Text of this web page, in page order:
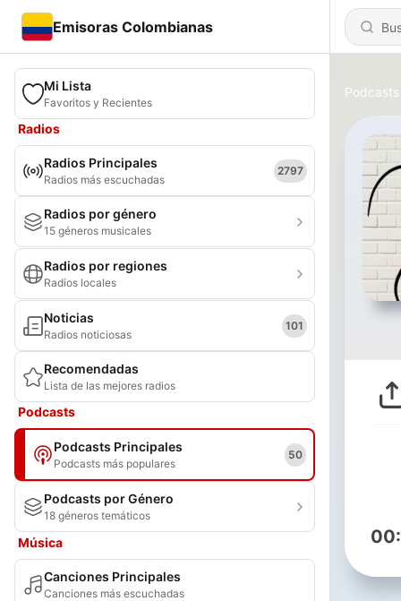
Emisoras Colombianas
Mi Lista
Favoritos y Recientes
Radios
Radios Principales
Radios más escuchadas
2797
Radios por género
15 géneros musicales
Radios por regiones
Radios locales
Noticias
Radios noticiosas
101
Recomendadas
Lista de las mejores radios
Podcasts
Podcasts Principales
Podcasts más populares
50
Podcasts por Género
18 géneros temáticos
Música
Canciones Principales
Canciones más escuchadas
Podcasts